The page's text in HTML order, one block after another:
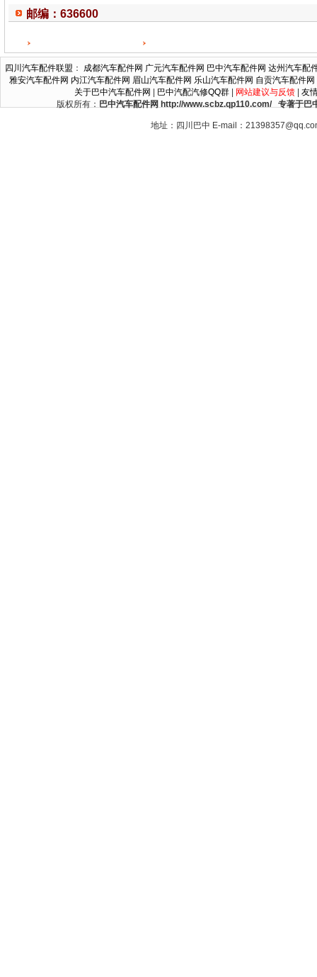
邮编：636600
四川汽车配件联盟 ： 成都汽车配件网 广元汽车配件网 巴中汽车配件网 达州汽车配
雅安汽车配件网 内江汽车配件网 眉山汽车配件网 乐山汽车配件网 自贡汽车配件网
关于巴中汽车配件网
巴中汽配汽修QQ群| 网站建议与反馈| 友
版权所有： 巴中汽车配件网 http://www.scbz.qp110.com/ 专著于巴
地址：四川巴中 E-mail：